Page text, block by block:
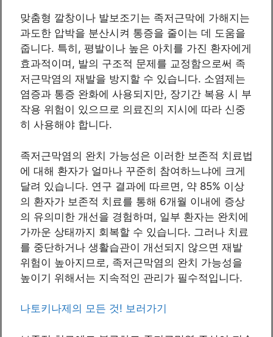
맞춤형 깔창이나 발보조기는 족저근막에 가해지는
과도한 압박을 분산시켜 통증을 줄이는 데 도움을
줍니다. 특히, 평발이나 높은 아치를 가진 환자에게
효과적이며, 발의 구조적 문제를 교정함으로써 족
저근막염의 재발을 방지할 수 있습니다. 소염제는
염증과 통증 완화에 사용되지만, 장기간 복용 시 부
작용 위험이 있으므로 의료진의 지시에 따라 신중
히 사용해야 합니다.
족저근막염의 완치 가능성은 이러한 보존적 치료법
에 대해 환자가 얼마나 꾸준히 참여하느냐에 크게
달려 있습니다. 연구 결과에 따르면, 약 85% 이상
의 환자가 보존적 치료를 통해 6개월 이내에 증상
의 유의미한 개선을 경험하며, 일부 환자는 완치에
가까운 상태까지 회복할 수 있습니다. 그러나 치료
를 중단하거나 생활습관이 개선되지 않으면 재발
위험이 높아지므로, 족저근막염의 완치 가능성을
높이기 위해서는 지속적인 관리가 필수적입니다.
나토키나제의 모든 것! 보러가기